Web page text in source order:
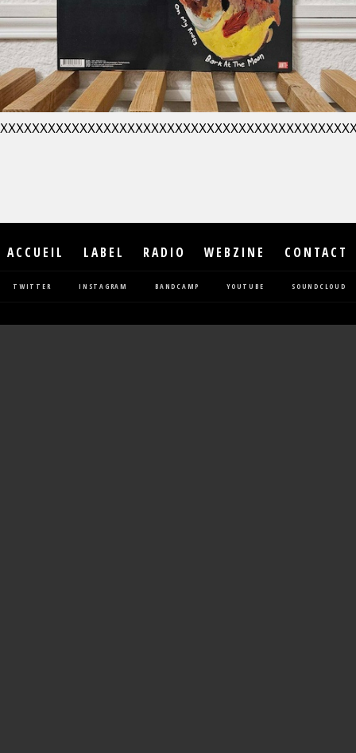
ACCUEIL LABEL RADIO WEBZINE CONTACT
TWITTER INSTAGRAM BANDCAMP YOUTUBE SOUNDCLOUD